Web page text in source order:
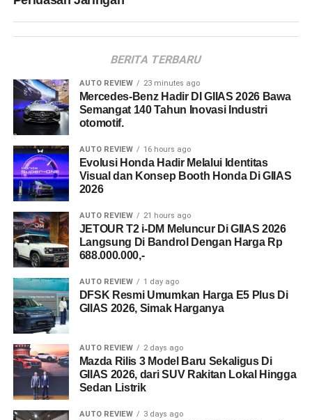
BERITA TERBARU
AUTO REVIEW 23 minutes ago
Mercedes-Benz Hadir DI GIIAS 2026 Bawa
Semangat 140 Tahun Inovasi Industri
otomotif.
AUTO REVIEW 16 hours ago
Evolusi Honda Hadir Melalui Identitas
Visual dan Konsep Booth Honda Di GIIAS
2026
AUTO REVIEW 21 hours ago
JETOUR T2 i-DM Meluncur Di GIIAS 2026
Langsung Di Bandrol Dengan Harga Rp
688.000.000,-
AUTO REVIEW 1 day ago
DFSK Resmi Umumkan Harga E5 Plus Di
GIIAS 2026, Simak Harganya
AUTO REVIEW 2 days ago
Mazda Rilis 3 Model Baru Sekaligus Di
GIIAS 2026, dari SUV Rakitan Lokal Hingga
Sedan Listrik
AUTO REVIEW 3 days ago